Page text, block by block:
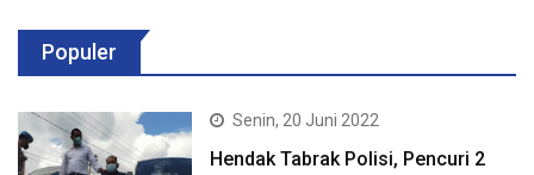
Populer
Senin, 20 Juni 2022
Hendak Tabrak Polisi, Pencuri 2